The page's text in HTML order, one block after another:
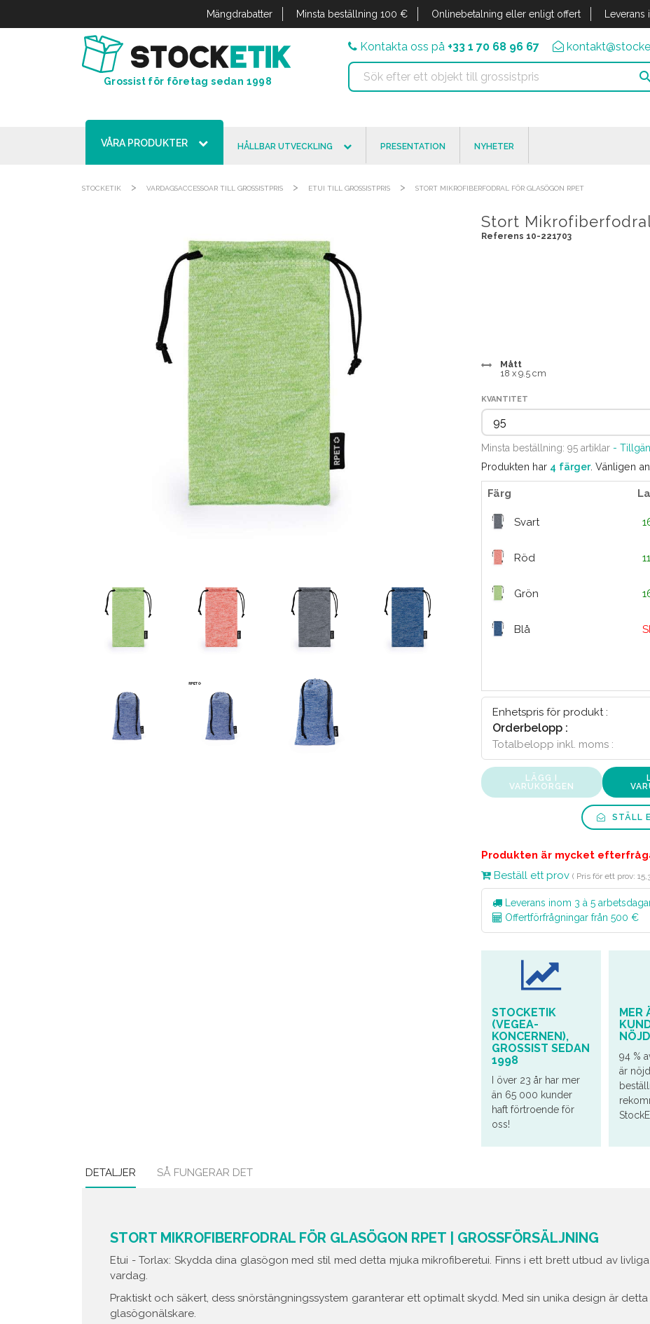
Mängdrabatter Minsta beställning 100 € Onlinebetalning eller enligt offert
Grossist för företag sedan 1998
Kontakta oss på +33 1 70 68 96 67
VÅRA PRODUKTER HÅLLBAR UTVECKLING PRESENTATION NYHETER
STOCKETIK > VARDAGSACCESSOAR TILL GROSSISTPRIS > ETUI TILL GROSSISTPRIS > STORT MIKROFIBERFODRAL FÖR GLASÖGON RPET
Stort
Referens 10-221703
Mått
18 x 9.5 cm
KVANTITET
Minsta beställning: 95 artiklar -
Produkten har 4 färger. Vänligen
Färg
Svart
Röd
Grön
Blå
Enhetspris för produkt :
Orderbelopp :
Totalbelopp inkl. moms :
LÄGG I
VARUKORGEN
STÄLL
Produkten är mycket
Beställ ett prov ( Pris för ett prov:
Leverans inom 3 à 5
Offertförfrågningar från 500 €
STOCKETIK
(VEGEA-
KONCERNEN),
GROSSIST SEDAN
1998
I över 23 år har mer
än 65 000 kunder
haft förtroende för
oss!
MER
94 %
är
DETALJER SÅ FUNGERAR DET
STORT MIKROFIBERFODRAL FÖR GLASÖGON RPET | GROSSFÖRSÄLJNING
Etui - Torlax: Skydda dina glasögon med stil med detta mjuka mikrofiberetui. Finns i ett brett utbud av
vardag.
Praktiskt och säkert, dess snörstängningssystem garanterar ett optimalt skydd. Med sin unika design är
glasögonälskare.